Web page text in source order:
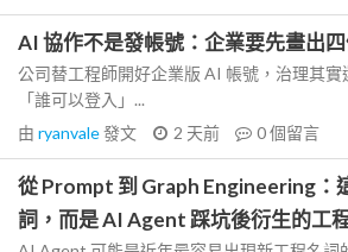
AI 協作不是發帳號：企業要先畫出
公司替工程師開好企業版 AI 帳號，治理其
「誰可以登入」...
由 ryanvale發文 2 天前 0個留言
從 Prompt 到 Graph Engineering：
詞，而是 AI Agent 踩坑後衍生的工